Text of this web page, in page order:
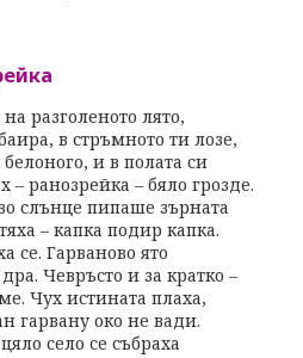
разголеното лято,
в стръмното ти лозе,
и в полата си
– ранозрейка – бяло грозде.
слънце пипаше зърната
– капка подир капка.
се. Гарваново ято
Чевръсто и за кратко –
Чух истината плаха,
гарвану око не вади.
село се събраха